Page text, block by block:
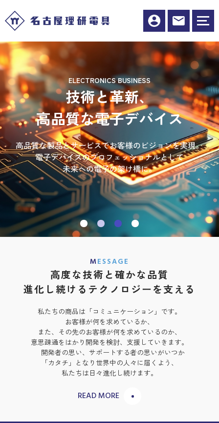
MAKE THE FUTURE TOGETHER
あなたと僕で
未来をつくる
電子技術の最前線で活躍する、
革新と信頼のエレクトロニクス専門商社
ELECTRONICS BUSINESS
技術と革新、
高品質な電子デバイス
高品質な製品とサービスでお客様のビジョンを実現。
電子デバイスのプロフェッショナルとして
未来への電子の架け橋に。
SOLUTION BUSINESS
AIのチカラで、
生産と生活の未来を
支える
当社では、AIを活用した製造業ソリューションと
福祉介護ソリューションを提供しています。
RECRUIT
飛躍の場がここに。
未来への第一歩を
踏み出そう
飛躍を志す方へ挑戦する場を！
名古屋理研電具で一緒に未来を築きませんか？
MESSAGE
高度な技術と確かな品質
進化し続けるテクノロジーを支える
私たちの商品は「コミュニケーション」です。
お客様が何を求めているか、
また、その先のお客様が何を求めているのか、
意思疎通をはかり開発を検討、支援していきます。
開発者の思い、サポートする者の思いがいつか
「カタチ」となり 世界中の人々に届くよう、
私たちは日々進化し続けます。
READ MORE